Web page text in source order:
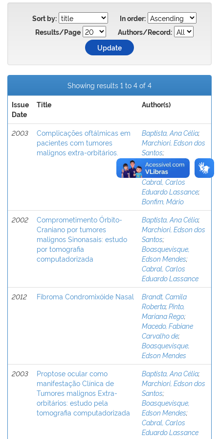
Sort by:
In order:
Results/Page
Authors/Record:
Showing results 1 to 4 of 4
Issue
Date
Title Author(s)
2003
Complicações oftálmicas em
pacientes com tumores
malignos extra-orbitários.
Baptista, Ana Célia;
Marchiori, Edson dos
Santos;
Boasquevisque,
Edson Mendes
Cabral, Carlos
Eduardo Lassance;
Bonfim, Mário
2002
Comprometimento Órbito-
Craniano por tumores
malignos Sinonasais: estudo
por tomografia
computadorizada
Baptista, Ana Célia;
Marchiori, Edson dos
Santos;
Boasquevisque,
Edson Mendes;
Cabral, Carlos
Eduardo Lassance
2012
Fibroma Condromixóide Nasal
Brandt, Camila
Roberta;Pinto,
Mariana Rego;
Macedo, Fabiane
Carvalho de;
Boasquevisque,
Edson Mendes
2003
Proptose ocular como
manifestação Clínica de
Tumores malignos Extra-
orbitários: estudo pela
tomografia computadorizada
Baptista, Ana Célia;
Marchiori, Edson dos
Santos;
Boasquevisque,
Edson Mendes;
Cabral, Carlos
Eduardo Lassance